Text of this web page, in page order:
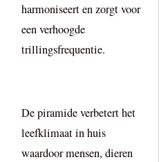
harmoniseert en zorgt voor
een verhoogde
trillingsfrequentie.
De piramide verbetert het
leefklimaat in huis
waardoor mensen, dieren